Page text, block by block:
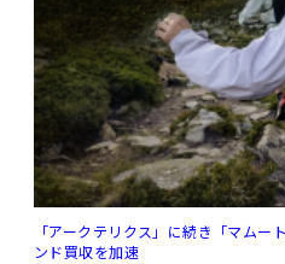
「アークテリクス」に続き「マム
ンド買収を加速